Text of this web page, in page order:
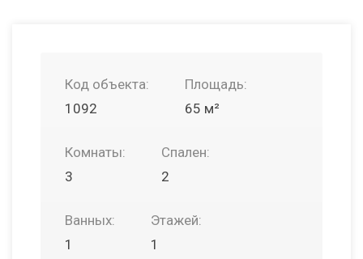
Код объекта:
1092
Площадь:
65 м²
Комнаты:
3
Спален:
2
Ванных:
1
Этажей:
1